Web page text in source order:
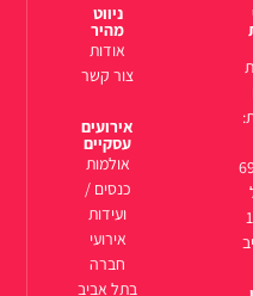
פריש 1
ניווט
מהיר
אודות
צור קשר
אירועים
עסקיים
אולמות
כנסים /
ועידות
אירועי
חברה
בתל אביב